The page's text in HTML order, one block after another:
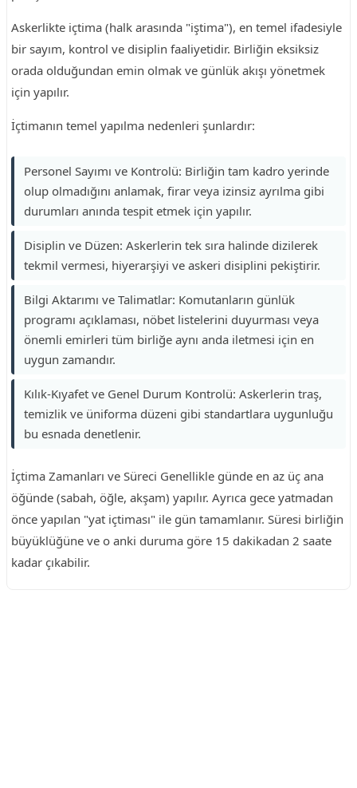
Askerlikte içtima (halk arasında "iştima"), en temel ifadesiyle
bir sayım, kontrol ve disiplin faaliyetidir. Birliğin eksiksiz
orada olduğundan emin olmak ve günlük akışı yönetmek
için yapılır.
İçtimanın temel yapılma nedenleri şunlardır:
Personel Sayımı ve Kontrolü: Birliğin tam kadro yerinde
olup olmadığını anlamak, firar veya izinsiz ayrılma gibi
durumları anında tespit etmek için yapılır.
Disiplin ve Düzen: Askerlerin tek sıra halinde dizilerek
tekmil vermesi, hiyerarşiyi ve askeri disiplini pekiştirir.
Bilgi Aktarımı ve Talimatlar: Komutanların günlük
programı açıklaması, nöbet listelerini duyurması veya
önemli emirleri tüm birliğe aynı anda iletmesi için en
uygun zamandır.
Kılık-Kıyafet ve Genel Durum Kontrolü: Askerlerin traş,
temizlik ve üniforma düzeni gibi standartlara uygunluğu
bu esnada denetlenir.
İçtima Zamanları ve Süreci Genellikle günde en az üç ana
öğünde (sabah, öğle, akşam) yapılır. Ayrıca gece yatmadan
önce yapılan "yat içtiması" ile gün tamamlanır. Süresi birliğin
büyüklüğüne ve o anki duruma göre 15 dakikadan 2 saate
kadar çıkabilir.